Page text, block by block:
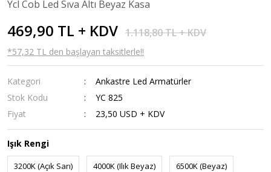
Ycl Cob Led Sıva Altı Beyaz Kasa
469,90 TL + KDV 1.118,80 TL + KDV
*57,32 TL den başlayan taksitlerle!!
Kategori
Ankastre Led Armatürler
Stok Kodu
YC 825
Fiyat
23,50 USD + KDV
Işık Rengi
3200K (Açık Sarı) 4000K (Ilık Beyaz) 6500K (Beyaz)